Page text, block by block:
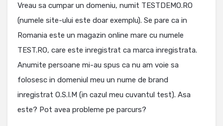
Vreau sa cumpar un domeniu, numit TESTDEMO.RO
(numele site-ului este doar exemplu). Se pare ca in
Romania este un magazin online mare cu numele
TEST.RO, care este inregistrat ca marca inregistrata.
Anumite persoane mi-au spus ca nu am voie sa
folosesc in domeniul meu un nume de brand
inregistrat O.S.I.M (in cazul meu cuvantul test). Asa
este? Pot avea probleme pe parcurs?